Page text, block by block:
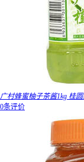
广村蜂蜜柚子茶酱1kg 桂
0条评价